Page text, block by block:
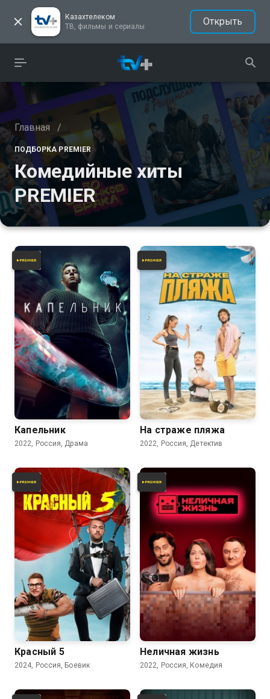
Казахтелеком
ТВ, фильмы и сериалы
Открыть
Главная /
ПОДБОРКА PREMIER
Комедийные хиты
PREMIER
7.8
Капельник
2022, Россия, Драма
7.8
На страже пляжа
2022, Россия, Детектив
7.6
Красный 5
2024, Россия, Боевик
7.5
Неличная жизнь
2022, Россия, Комедия